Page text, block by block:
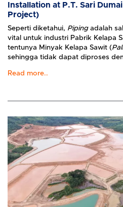
Installation at P.T. Sari
Project)
Seperti diketahui, Pipingadalah
vital untuk industri Pabrik Kelapa
tentunya Minyak Kelapa Sawit (
sehingga tidak dapat diproses
Read more..